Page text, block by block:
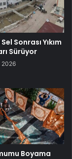
Sonrası Yıkım
Sürüyor
2026
Boyama